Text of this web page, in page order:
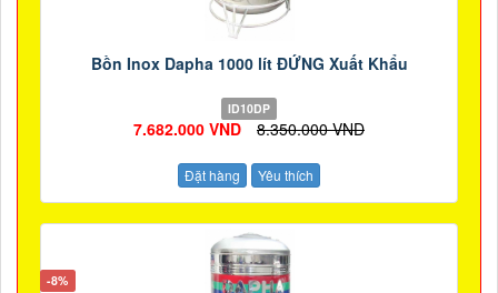
Bồn Inox Dapha 1000 lít ĐỨNG Xuất Khẩu
ID10DP
7.682.000 VND 8.350.000 VND
Đặt hàng Yêu thích
-8%